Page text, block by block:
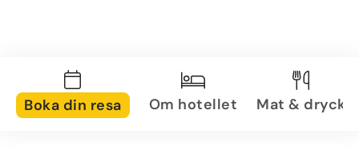
Boka din resa Om hotellet Mat & dryck